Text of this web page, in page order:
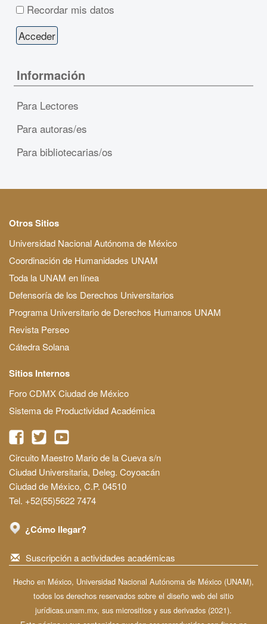
Recordar mis datos
Información
Para Lectores
Para autoras/es
Para bibliotecarias/os
Otros Sitios
Universidad Nacional Autónoma de México
Coordinación de Humanidades UNAM
Toda la UNAM en línea
Defensoría de los Derechos Universitarios
Programa Universitario de Derechos Humanos UNAM
Revista Perseo
Cátedra Solana
Sitios Internos
Foro CDMX Ciudad de México
Sistema de Productividad Académica
Circuito Maestro Mario de la Cueva s/n
Ciudad Universitaria, Deleg. Coyoacán
Ciudad de México, C.P. 04510
Tel. +52(55)5622 7474
¿Cómo llegar?
Suscripción a actividades académicas
Hecho en México, Universidad Nacional Autónoma de México (UNAM),
todos los derechos reservados sobre el diseño web del sitio
jurídicas.unam.mx, sus micrositios y sus derivados (2021).